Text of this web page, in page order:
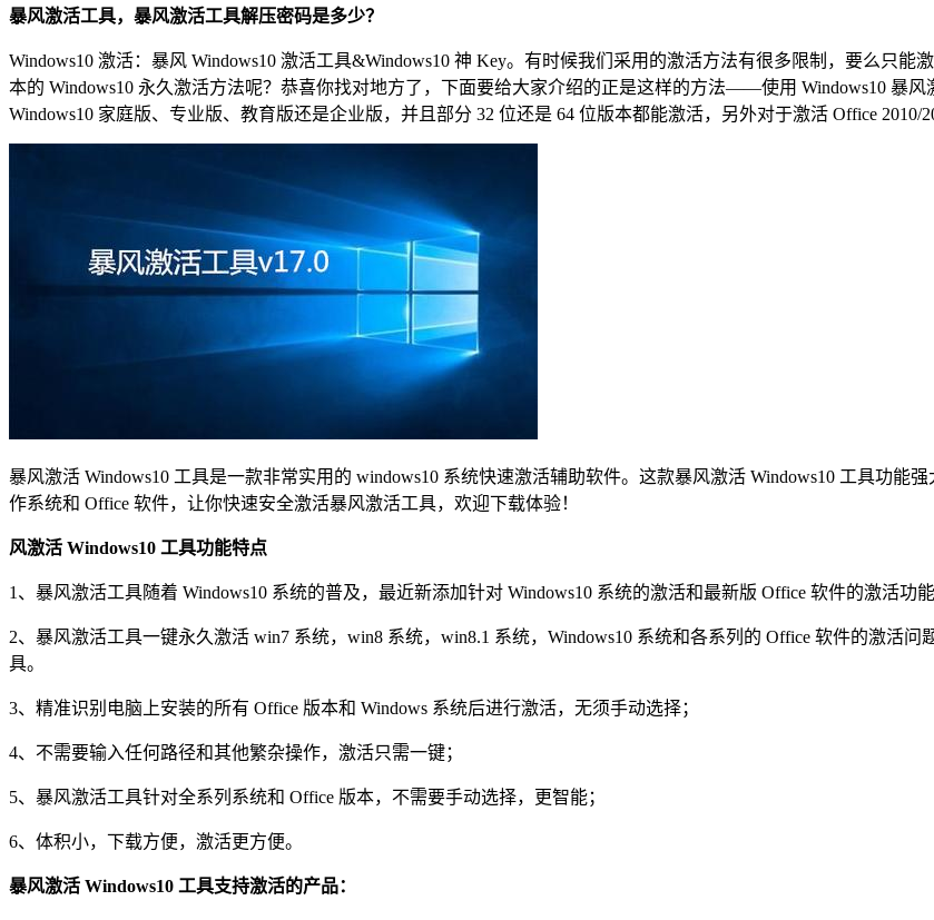
暴风激活工具，暴风激活工具解压密码是多少？
Windows10 激活：暴风 Windows10 激活工具&Windows10 神 Key。有时候我们采用的激活方法有很多限制，要么只
本的 Windows10 永久激活方法呢？恭喜你找对地方了，下面要给大家介绍的正是这样的方法——使用 Windows10 暴风
Windows10 家庭版、专业版、教育版还是企业版，并且部分 32 位还是 64 位版本都能激活，另外对于激活 Office 2010/
暴风激活 Windows10 工具是一款非常实用的 windows10 系统快速激活辅助软件。这款暴风激活 Windows10 工具功能
作系统和 Office 软件，让你快速安全激活暴风激活工具，欢迎下载体验！
风激活 Windows10 工具功能特点
1、暴风激活工具随着 Windows10 系统的普及，最近新添加针对 Windows10 系统的激活和最新版 Office 软件的激活功能
2、暴风激活工具一键永久激活 win7 系统，win8 系统，win8.1 系统，Windows10 系统和各系列的 Office 软件的激活
具。
3、精准识别电脑上安装的所有 Office 版本和 Windows 系统后进行激活，无须手动选择；
4、不需要输入任何路径和其他繁杂操作，激活只需一键；
5、暴风激活工具针对全系列系统和 Office 版本，不需要手动选择，更智能；
6、体积小，下载方便，激活更方便。
暴风激活 Windows10 工具支持激活的产品：